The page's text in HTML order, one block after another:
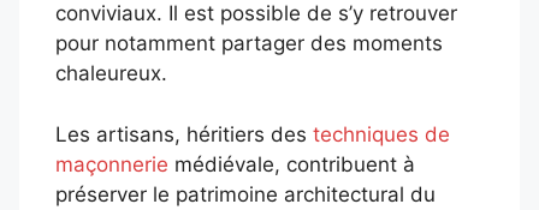
conviviaux. Il est possible de s’y retrouver
pour notamment partager des moments
chaleureux.
Les artisans, héritiers des techniques de
maçonnerie médiévale, contribuent à
préserver le patrimoine architectural du